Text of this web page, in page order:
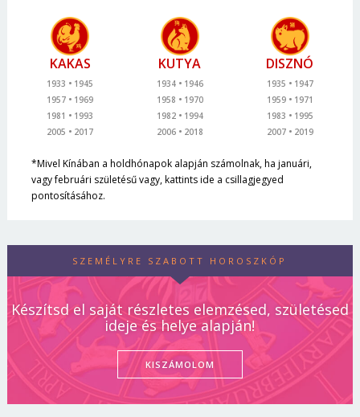
KAKAS
1933
1945
1957
1969
1981
1993
2005
2017
KUTYA
1934
1946
1958
1970
1982
1994
2006
2018
DISZNÓ
1935
1947
1959
1971
1983
1995
2007
2019
*Mivel Kínában a holdhónapok alapján számolnak, ha januári,
vagy februári születésű vagy, kattints ide a csillagjegyed
pontosításához.
SZEMÉLYRE SZABOTT HOROSZKÓP
Készítsd el saját részletes elemzésed, születésed
ideje és helye alapján!
KISZÁMOLOM